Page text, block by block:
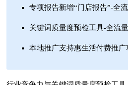
专项报告新增“门店报告”-全流
关键词质量度预检工具-全流
本地推广支持惠生活付费推广